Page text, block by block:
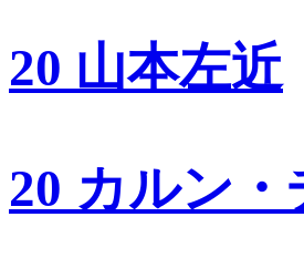
20 山本左近
20 カルン